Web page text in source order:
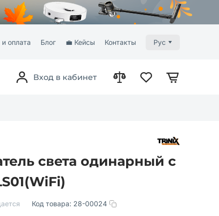
оплата Блог 💼 Кейсы Контакты Рус
Вход в кабинет
света одинарный с
Код товара: 28-00024